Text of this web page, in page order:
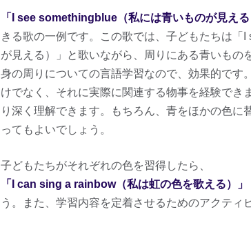
「I see somethingblue（私には青いものが見える
きる歌の一例です。この歌では、子どもたちは「
が見える）」と歌いながら、周りにある青いもの
身の周りについての言語学習なので、効果的です
けでなく、それに実際に関連する物事を経験でき
り深く理解できます。もちろん、青をほかの色に
ってもよいでしょう。
子どもたちがそれぞれの色を習得したら、
「I can sing a rainbow（私は虹の色を歌える）」
う。また、学習内容を定着させるためのアクティ